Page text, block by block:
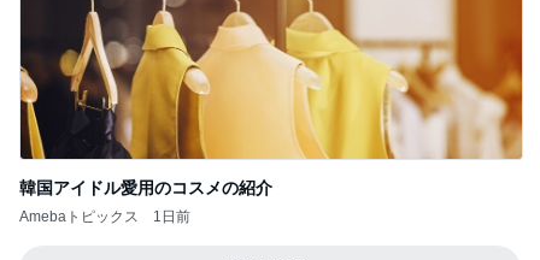
韓国アイドル愛用のコスメの紹介
Amebaトピックス 1日前
記事を読む